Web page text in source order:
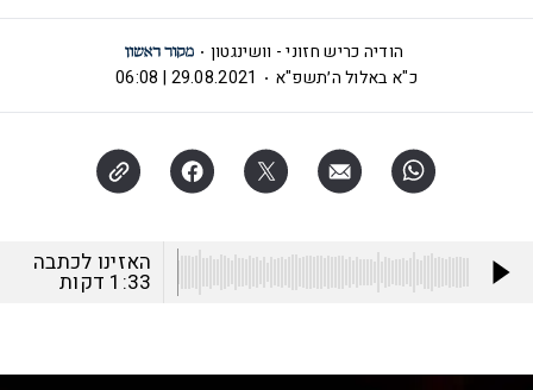
הודיה כריש חזוני - וושינגטון
כ"א באלול ה׳תשפ"א
29.08.2021 | 06:08
האזינו לכתבה
1:33 דקות